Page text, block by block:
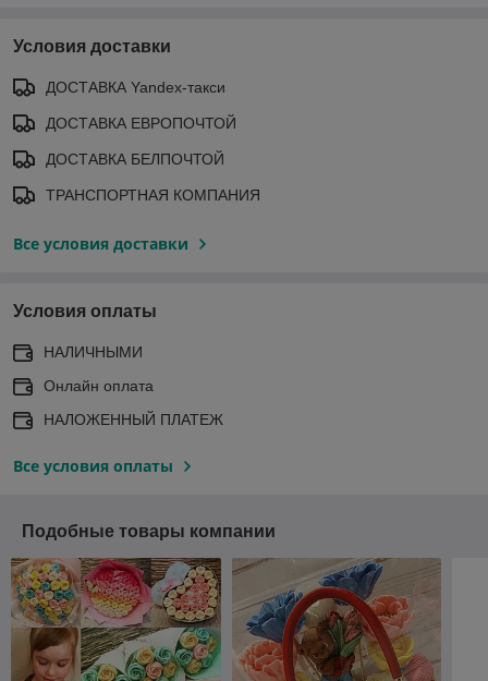
Условия доставки
ДОСТАВКА Yandex-такси
ДОСТАВКА ЕВРОПОЧТОЙ
ДОСТАВКА БЕЛПОЧТОЙ
ТРАНСПОРТНАЯ КОМПАНИЯ
Все условия доставки
Условия оплаты
НАЛИЧНЫМИ
Онлайн оплата
НАЛОЖЕННЫЙ ПЛАТЕЖ
Все условия оплаты
Подобные товары компании